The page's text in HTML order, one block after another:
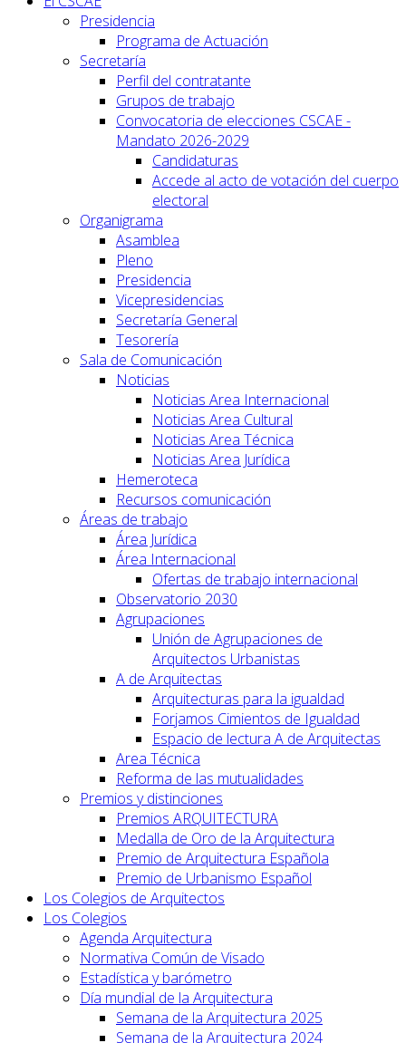
Presidencia
Programa de Actuación
Secretaría
Perfil del contratante
Grupos de trabajo
Convocatoria de elecciones CSCAE -
Mandato 2026-2029
Candidaturas
Accede al acto de votación del cuerpo
electoral
Organigrama
Asamblea
Pleno
Presidencia
Vicepresidencias
Secretaría General
Tesorería
Sala de Comunicación
Noticias
Noticias Area Internacional
Noticias Area Cultural
Noticias Area Técnica
Noticias Area Jurídica
Hemeroteca
Recursos comunicación
Áreas de trabajo
Área Jurídica
Área Internacional
Ofertas de trabajo internacional
Observatorio 2030
Agrupaciones
Unión de Agrupaciones de
Arquitectos Urbanistas
A de Arquitectas
Arquitecturas para la igualdad
Forjamos Cimientos de Igualdad
Espacio de lectura A de Arquitectas
Area Técnica
Reforma de las mutualidades
Premios y distinciones
Premios ARQUITECTURA
Medalla de Oro de la Arquitectura
Premio de Arquitectura Española
Premio de Urbanismo Español
Los Colegios de Arquitectos
Los Colegios
Agenda Arquitectura
Normativa Común de Visado
Estadística y barómetro
Día mundial de la Arquitectura
Semana de la Arquitectura 2025
Semana de la Arquitectura 2024